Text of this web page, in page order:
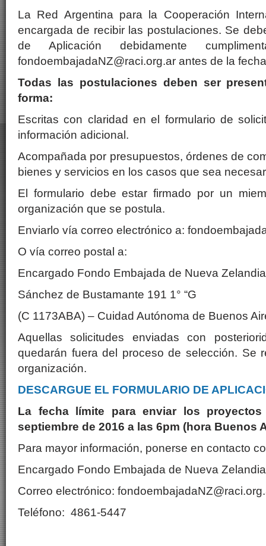
La Red Argentina para la Cooperación
encargada de recibir las postulaciones. Se
de Aplicación debidamente
fondoembajadaNZ@raci.org.ar antes de la
Todas las postulaciones deben ser
forma:
Escritas con claridad en el formulario de
información adicional.
Acompañada por presupuestos, órdenes de
bienes y servicios en los casos que sea
El formulario debe estar firmado por un
organización que se postula.
Enviarlo vía correo electrónico a:
O vía correo postal a:
Encargado Fondo Embajada de Nueva Zelandia
Sánchez de Bustamante 191 1° “G
(C 1173ABA) – Cuidad Autónoma de Buenos
Aquellas solicitudes enviadas con
quedarán fuera del proceso de selección. Se
organización.
DESCARGUE EL FORMULARIO DE
La fecha límite para enviar los
septiembre de 2016 a las 6pm (hora Buenos
Para mayor información, ponerse en contacto
Encargado Fondo Embajada de Nueva Zelandia
Correo electrónico:
Teléfono: 4861-5447